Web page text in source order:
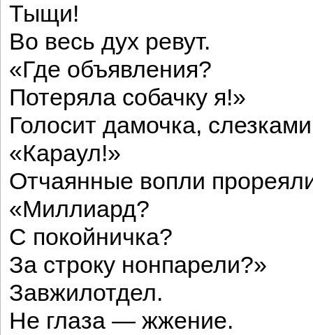
Тыщи!
Во весь дух ревут.
«Где объявления?
Потеряла собачку я!»
Голосит дамочка,
«Караул!»
Отчаянные вопли
«Миллиард?
С покойничка?
За строку нонпарели?»
Завжилотдел.
Не глаза — жжение.